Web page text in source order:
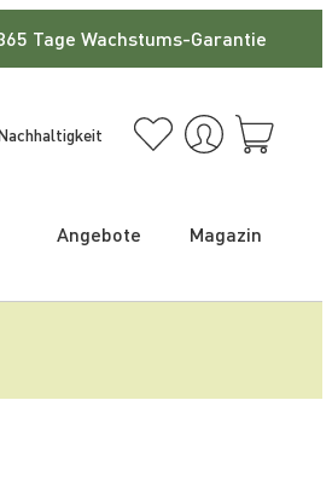
Tage Wachstums-Garantie
Angebote Magazin